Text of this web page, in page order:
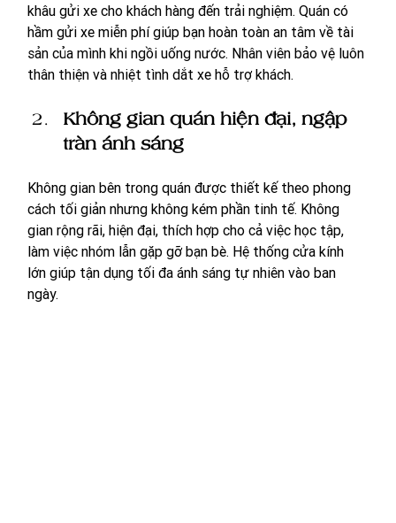
khâu gửi xe cho khách hàng đến trải nghiệm. Quán có
hầm gửi xe miễn phí giúp bạn hoàn toàn an tâm về tài
sản của mình khi ngồi uống nước. Nhân viên bảo vệ luôn
thân thiện và nhiệt tình dắt xe hỗ trợ khách.
Không gian quán hiện đại, ngập
tràn ánh sáng
Không gian bên trong quán được thiết kế theo phong
cách tối giản nhưng không kém phần tinh tế. Không
gian rộng rãi, hiện đại, thích hợp cho cả việc học tập,
làm việc nhóm lẫn gặp gỡ bạn bè. Hệ thống cửa kính
lớn giúp tận dụng tối đa ánh sáng tự nhiên vào ban
ngày.